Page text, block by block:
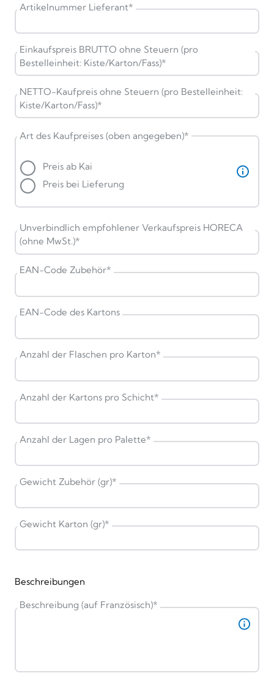
Artikelnummer Lieferant*
Einkaufspreis BRUTTO ohne Steuern (pro
Bestelleinheit: Kiste/Karton/Fass)*
NETTO-Kaufpreis ohne Steuern (pro Bestelleinheit:
Kiste/Karton/Fass)*
Art des Kaufpreises (oben angegeben)*
Preis ab Kai
Preis bei Lieferung
Unverbindlich empfohlener Verkaufspreis HORECA
(ohne MwSt.)*
EAN-Code Zubehör*
EAN-Code des Kartons
Anzahl der Flaschen pro Karton*
Anzahl der Kartons pro Schicht*
Anzahl der Lagen pro Palette*
Gewicht Zubehör (gr)*
Gewicht Karton (gr)*
Beschreibungen
Beschreibung (auf Französisch)*